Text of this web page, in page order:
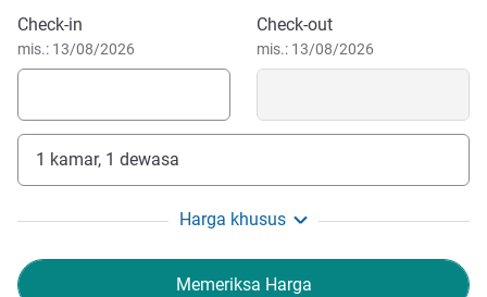
Pesan hotel ini
Check-in
mis.: 13/08/2026
Check-out
mis.: 13/08/2026
1 kamar, 1 dewasa
Harga khusus
Memeriksa Harga